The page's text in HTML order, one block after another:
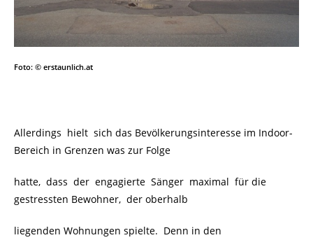
Foto: © erstaunlich.at
Allerdings hielt sich das Bevölkerungsinteresse im Indoor-
Bereich in Grenzen was zur Folge
hatte, dass der engagierte Sänger maximal für die
gestressten Bewohner, der oberhalb
liegenden Wohnungen spielte. Denn in den